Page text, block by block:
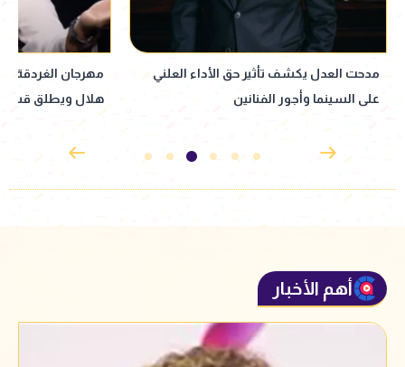
مهرجان الغردقة لسينما الشباب يكرّم حمادة
هلال ويطلق قسم صوت السينما
الإنجاب.. ورسالته
نجله
أهم الأخبار